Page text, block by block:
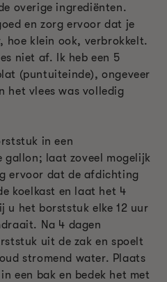
overige ingrediënten.
en zorg ervoor dat je
hoe klein ook, verbrokkelt.
niet af. Ik heb een 5
(puntuiteinde), ongeveer
het vlees was volledig
in een
laat zoveel mogelijk
ervoor dat de afdichting
koelkast en laat het 4
u het borststuk elke 12 uur
Na 4 dagen
uit de zak en spoelt
stromend water. Plaats
een bak en bedek het met